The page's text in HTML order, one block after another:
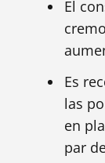
El
Es
las
en
par